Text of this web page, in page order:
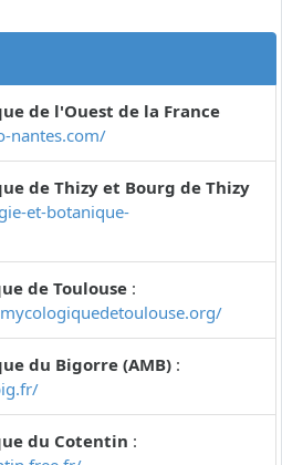
de l'Ouest de la France
nantes.com/
de Thizy et Bourg de Thizy
et-botanique-
de Toulouse :
du Bigorre (AMB) :
du Cotentin :